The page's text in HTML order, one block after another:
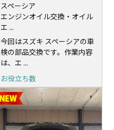
スペーシア
エンジンオイル交換・オイル
エ ...
今回はスズキ スペーシアの車
検の部品交換です。作業内容
は、エ ...
お役立ち数